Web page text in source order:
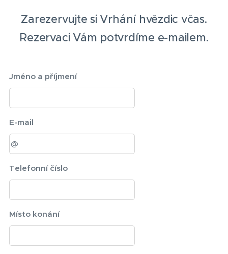
Zarezervujte si Vrhání hvězdic včas.
Rezervaci Vám potvrdíme e-mailem.
Jméno a příjmení
E-mail
Telefonní číslo
Místo konání